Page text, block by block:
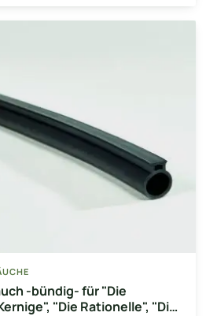
-bündig- für "Die
"Die Rationelle", "Die